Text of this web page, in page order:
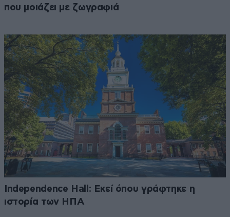
που μοιάζει με ζωγραφιά
Independence Hall: Εκεί όπου γράφτηκε η
ιστορία των ΗΠΑ